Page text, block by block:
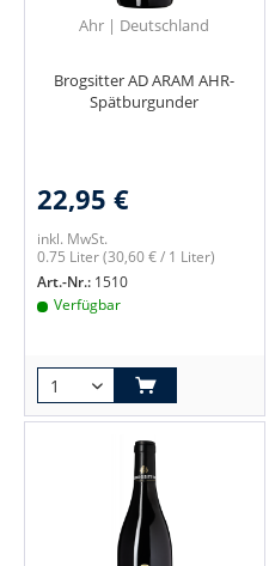
Ahr | Deutschland
Brogsitter AD ARAM AHR-
Spätburgunder
22,95 €
inkl. MwSt.
0.75 Liter(30,60 € / 1 Liter)
Art.-Nr.: 1510
Verfügbar